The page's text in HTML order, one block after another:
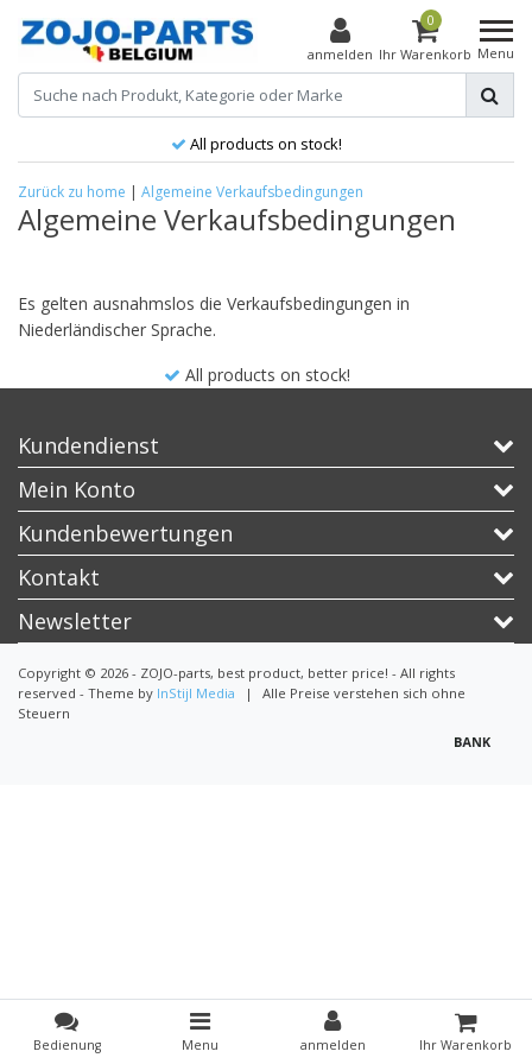
anmelden
0
Ihr Warenkorb Menu
All products on stock!
Zurück zu home | Algemeine Verkaufsbedingungen
Algemeine Verkaufsbedingungen
Es gelten ausnahmslos die Verkaufsbedingungen in
Niederländischer Sprache.
All products on stock!
Kundendienst
Mein Konto
Kundenbewertungen
Kontakt
Newsletter
Copyright © 2026 - ZOJO-parts, best product, better price! - All rights
reserved - Theme by InStijl Media |
Alle Preise verstehen sich ohne
Steuern
Bedienung Menu anmelden Ihr Warenkorb